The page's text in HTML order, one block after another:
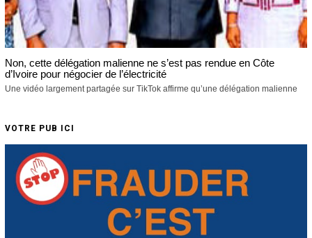
Non, cette délégation malienne ne s’est pas rendue en Côte
d’Ivoire pour négocier de l’électricité
Une vidéo largement partagée sur TikTok affirme qu’une délégation malienne
VOTRE PUB ICI